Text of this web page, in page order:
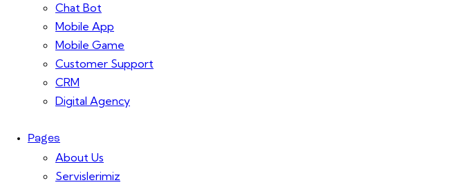
Chat Bot
Mobile App
Mobile Game
Customer Support
CRM
Digital Agency
Pages
About Us
Servislerimiz